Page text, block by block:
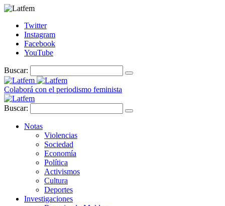
Twitter
Instagram
Facebook
YouTube
Buscar:
Colaborá con el periodismo feminista
Buscar:
Notas
Violencias
Sociedad
Economía
Política
Activismos
Cultura
Deportes
Investigaciones